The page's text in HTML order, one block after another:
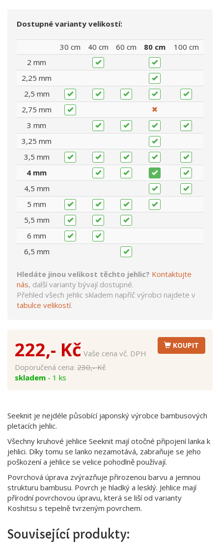
Dostupné varianty velikostí:
30 cm 40 cm 60 cm 80 cm
100 cm
2 mm
2,25 mm
2,5 mm
2,75 mm
3 mm
3,25 mm
3,5 mm
4 mm
4,5 mm
5 mm
5,5 mm
6 mm
6,5 mm
Hledáte jinou velikost těchto jehlic? Kontaktujte
nás, další varianty bývají dostupné.
Přehled všech jehlic skladem napříč výrobci najdete v
tabulce velikostí.
KOUPIT
222,- Kč Vaše cena vč. DPH
Doporučená cena: 230,- Kč
skladem - 1 ks
Seeknit je nejdéle působící japonský výrobce bambusových
pletacích jehlic.
Všechny kruhové jehlice Seeknit mají otočné připojení lanka k
jehlici. Díky tomu se lanko nezamotává, zabraňuje se jeho
poškození a jehlice se velice pohodlně používají.
Povrchová úprava zvýrazňuje přirozenou barvu a jemnou
strukturu bambusu. Povrch je hladký a lesklý. Jehlice mají
přírodní povrchovou úpravu, která se liší od varianty
Koshitsu s tepelně tvrzeným povrchem.
Související produkty: